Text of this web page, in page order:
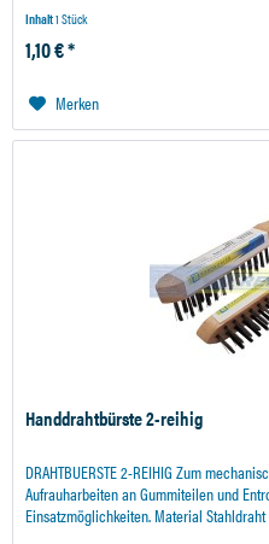
Inhalt1 Stück
1,10 € *
Merken
Handdrahtbürste 2-reihig
DRAHTBUERSTE 2-REIHIG Zum
Aufrauharbeiten an Gummiteilen und
Einsatzmöglichkeiten. Material